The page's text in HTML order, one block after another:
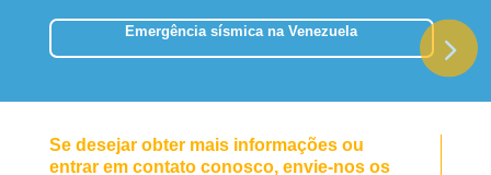
Emergência sísmica na Venezuela
Se desejar obter mais informações ou
entrar em contato conosco, envie-nos os